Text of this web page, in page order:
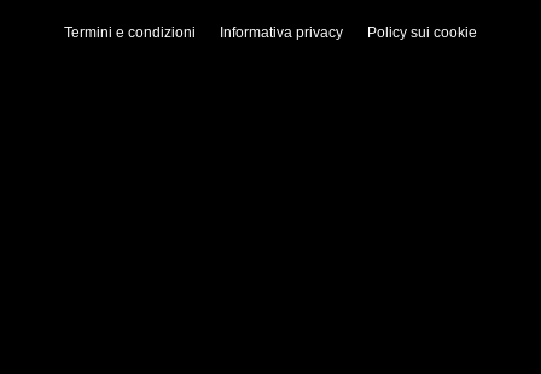
Termini e condizioni Informativa privacy Policy sui cookie